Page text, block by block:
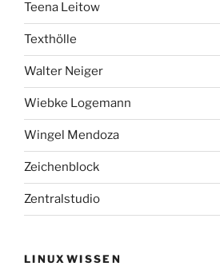
Teena Leitow
Texthölle
Walter Neiger
Wiebke Logemann
Wingel Mendoza
Zeichenblock
Zentralstudio
LINUXWISSEN